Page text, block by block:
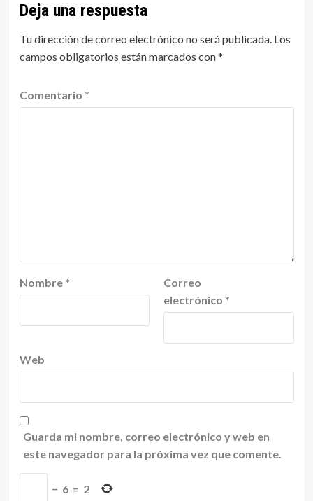
Deja una respuesta
Tu dirección de correo electrónico no será publicada. Los
campos obligatorios están marcados con*
Comentario *
Nombre *
Correo
electrónico *
Web
Guarda mi nombre, correo electrónico y web en
este navegador para la próxima vez que comente.
− 6 = 2